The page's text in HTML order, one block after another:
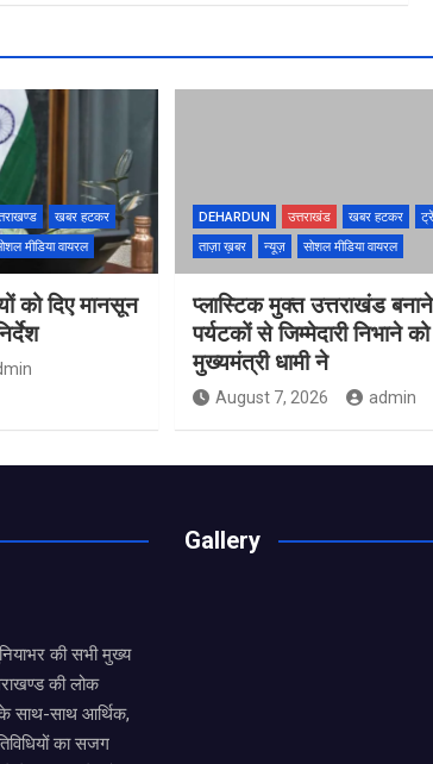
खबर हटकर
मीडिया वायरल
को दिए मानसून
DEHARDUN उत्तराखंड खबर हटकर
ताज़ा ख़बर
न्यूज़ सोशल मीडिया वायरल
प्लास्टिक मुक्त उत्तराखंड
पर्यटकों से जिम्मेदारी निभाने
मुख्यमंत्री धामी ने
August 7, 2026 admin
की सभी मुख्य
की लोक
साथ-साथ आर्थिक,
का सजग
Gallery